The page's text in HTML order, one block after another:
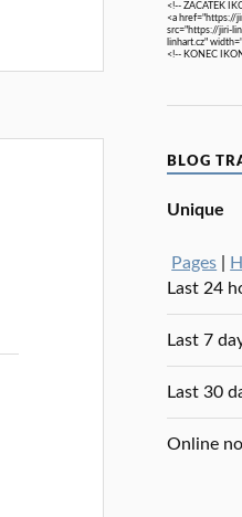
<!-- ZACATEK
<a href="https://
src="https://jiri-
linhart.cz"
<!-- KONEC
BLOG
Unique
Pages
Last 24
Last 7
Last 30
Online